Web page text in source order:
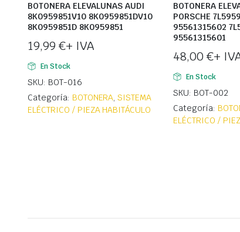
BOTONERA ELEVALUNAS AUDI
8K0959851V10 8K0959851DV10
8K0959851D 8K0959851
19,99 €+ IVA
En Stock
SKU: BOT-016
Categoría: BOTONERA,SISTEMA
ELÉCTRICO / PIEZA HABITÁCULO
BOTONERA
PORSCHE
95561315602
95561315601
48,00 €+
En Stock
SKU: BOT-002
Categoría:
ELÉCTRICO /